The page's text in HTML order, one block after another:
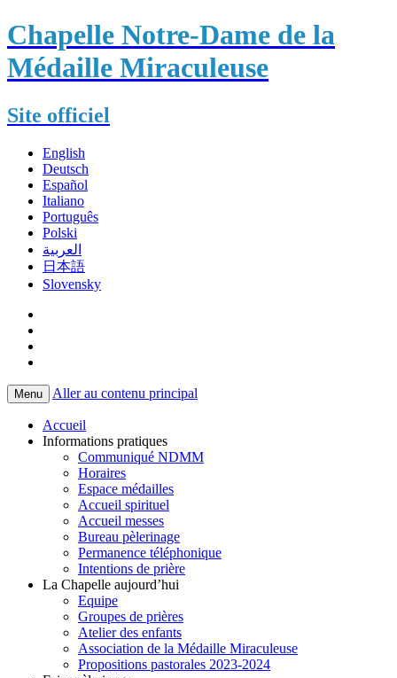
Chapelle Notre-Dame de la
Médaille Miraculeuse
Site officiel
English
Deutsch
Español
Italiano
Português
Polski
العربية
日本語
Slovensky
Menu Aller au contenu principal
Accueil
Informations pratiques
Communiqué NDMM
Horaires
Espace médailles
Accueil spirituel
Accueil messes
Bureau pèlerinage
Permanence téléphonique
Intentions de prière
La Chapelle aujourd’hui
Equipe
Groupes de prières
Atelier des enfants
Association de la Médaille Miraculeuse
Propositions pastorales 2023-2024